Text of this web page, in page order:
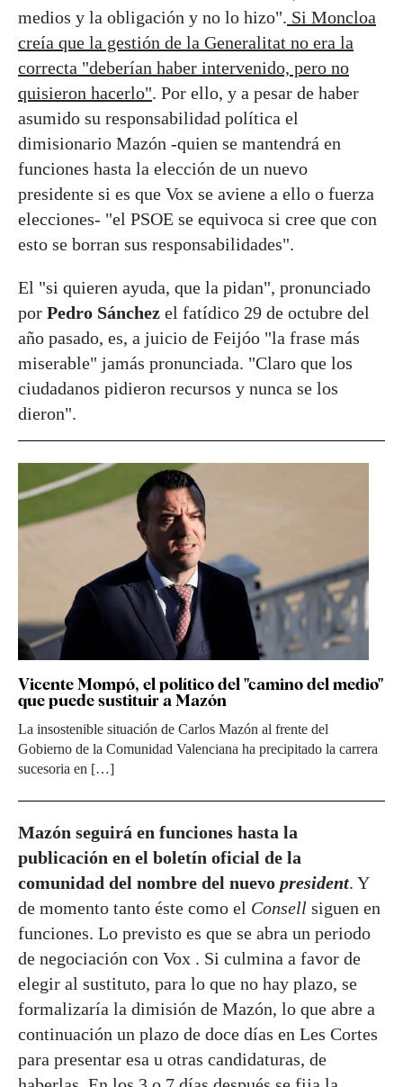
medios y la obligación y no lo hizo". Si Moncloa
creía que la gestión de la Generalitat no era la
correcta "deberían haber intervenido, pero no
quisieron hacerlo". Por ello, y a pesar de haber
asumido su responsabilidad política el
dimisionario Mazón -quien se mantendrá en
funciones hasta la elección de un nuevo
presidente si es que Vox se aviene a ello o fuerza
elecciones- "el PSOE se equivoca si cree que con
esto se borran sus responsabilidades".
El "si quieren ayuda, que la pidan", pronunciado
por Pedro Sánchez el fatídico 29 de octubre del
año pasado, es, a juicio de Feijóo "la frase más
miserable" jamás pronunciada. "Claro que los
ciudadanos pidieron recursos y nunca se los
dieron".
Vicente Mompó, el político del "camino del medio"
que puede sustituir a Mazón
La insostenible situación de Carlos Mazón al frente del
Gobierno de la Comunidad Valenciana ha precipitado la carrera
sucesoria en […]
Mazón seguirá en funciones hasta la
publicación en el boletín oficial de la
comunidad del nombre del nuevo president. Y
de momento tanto éste como el Consell siguen en
funciones. Lo previsto es que se abra un periodo
de negociación con Vox . Si culmina a favor de
elegir al sustituto, para lo que no hay plazo, se
formalizaría la dimisión de Mazón, lo que abre a
continuación un plazo de doce días en Les Cortes
para presentar esa u otras candidaturas, de